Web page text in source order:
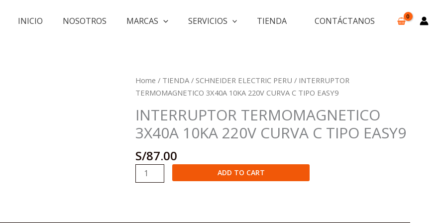
INICIO NOSOTROS MARCAS SERVICIOS TIENDA CONTÁCTANOS
Home / TIENDA / SCHNEIDER ELECTRIC PERU / INTERRUPTOR
TERMOMAGNETICO 3X40A 10KA 220V CURVA C TIPO EASY9
INTERRUPTOR TERMOMAGNETICO
3X40A 10KA 220V CURVA C TIPO EASY9
S/87.00
INTERRUPTOR
TERMOMAGNETICO
ADD TO CART